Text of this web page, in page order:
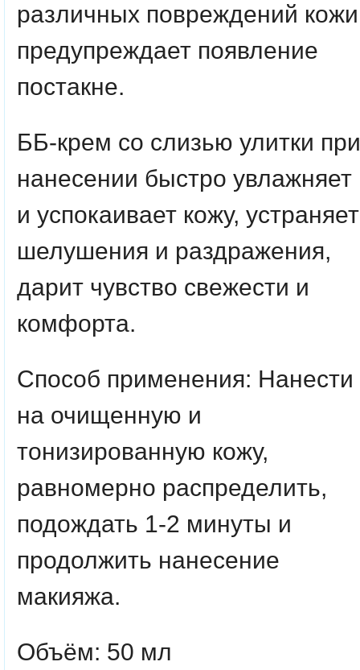
различных повреждений
предупреждает появление
постакне.
ББ-крем со слизью улитки при
нанесении быстро увлажняет
и успокаивает кожу, устраняет
шелушения и раздражения,
дарит чувство свежести и
комфорта.
Способ применения: Нанести
на очищенную и
тонизированную кожу,
равномерно распределить,
подождать 1-2 минуты и
продолжить нанесение
макияжа.
Объём: 50 мл